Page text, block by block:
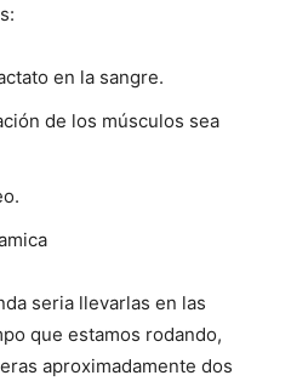
en la sangre.
de los músculos sea
seria llevarlas en las
que estamos rodando,
aproximadamente dos